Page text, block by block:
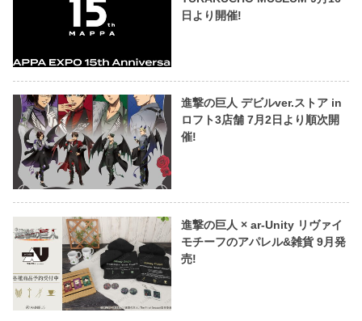
日より開催!
進撃の巨人 デビルver.ストア in
ロフト3店舗 7月2日より順次開
催!
進撃の巨人 × ar-Unity リヴァイ
モチーフのアパレル&雑貨 9月発
売!